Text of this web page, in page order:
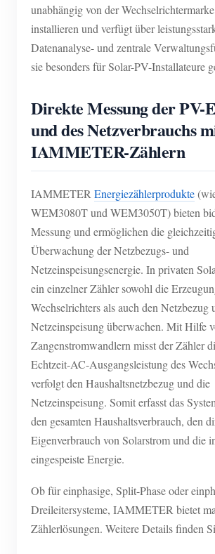
unabhängig von der
installieren und verfügt über
Datenanalyse- und zentrale
sie besonders für Solar-PV-Installateure
Direkte Messung der PV-
und des Netzverbrauchs
IAMMETER-Zählern
IAMMETEREnergiezählerprodukte
WEM3080T und WEM3050T) bieten
Messung und ermöglichen die
Überwachung der Netzbezugs- und
Netzeinspeisungsenergie. In privaten
ein einzelner Zähler sowohl die
Wechselrichters als auch den Netzbezug
Netzeinspeisung überwachen. Mit Hilfe
Zangenstromwandlern misst der Zähler
Echtzeit-AC-Ausgangsleistung des
verfolgt den Haushaltsnetzbezug und die
Netzeinspeisung. Somit erfasst das
den gesamten Haushaltsverbrauch, den
Eigenverbrauch von Solarstrom und die
eingespeiste Energie.
Ob für einphasige, Split-Phase oder
Dreileitersysteme, IAMMETER bietet
Zählerlösungen. Weitere Details finden